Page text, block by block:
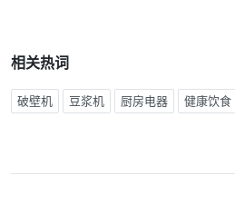
相关热词
破壁机 豆浆机 厨房电器 健康饮食